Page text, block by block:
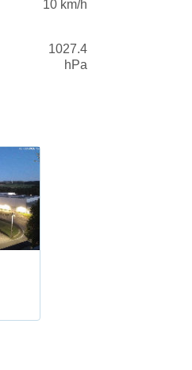
10 km/h
1027.4
hPa